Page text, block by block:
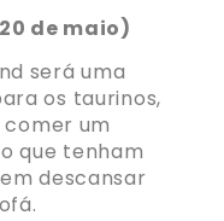
de maio)
será uma
os taurinos,
um
que tenham
descansar